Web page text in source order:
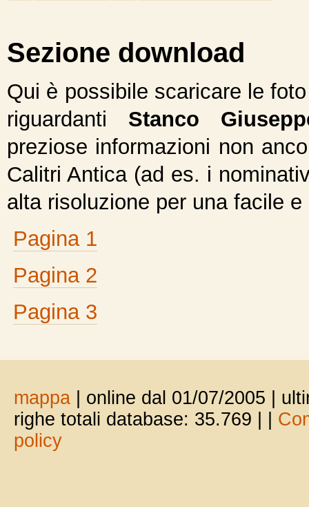
Sezione download
Qui è possibile scaricare le
riguardanti Stanco
preziose informazioni non
Calitri Antica (ad es. i
alta risoluzione per una facile
Pagina 1
Pagina 2
Pagina 3
mappa | online dal 01/07/2005 |
righe totali database: 35.769 |
policy